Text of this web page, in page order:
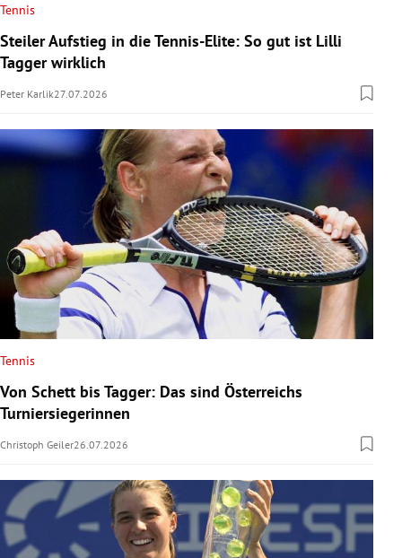
Tennis
Steiler Aufstieg in die Tennis-Elite: So gut ist Lilli
Tagger wirklich
Peter Karlik27.07.2026
Tennis
Von Schett bis Tagger: Das sind Österreichs
Turniersiegerinnen
Christoph Geiler26.07.2026